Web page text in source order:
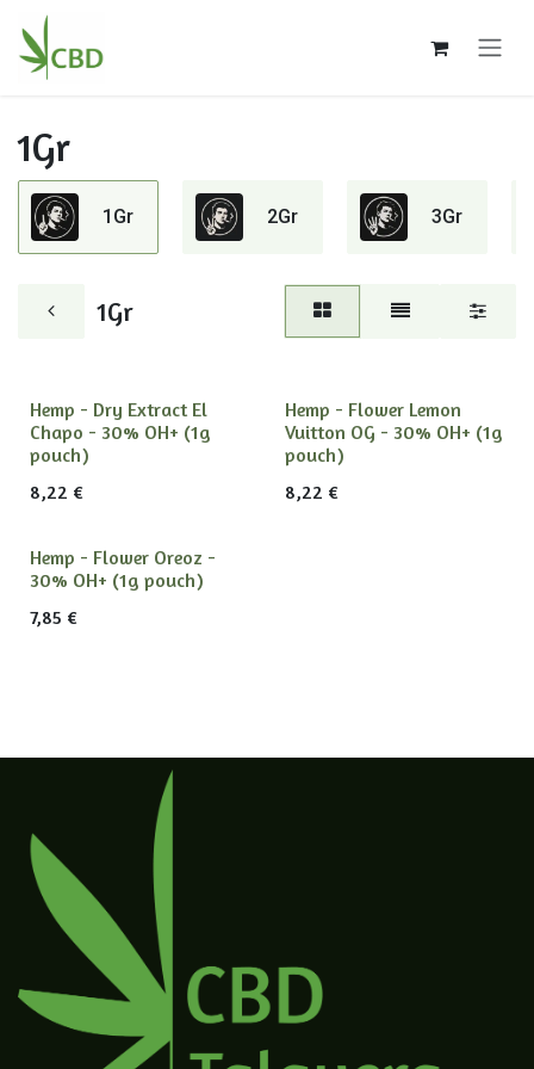
Ir al contenido
1Gr
1Gr 2Gr 3Gr
1Gr
Hemp - Dry Extract El
Chapo - 30% OH+ (1g
pouch)
8,22 €
Hemp - Flower Lemon
Vuitton OG - 30% OH+ (1g
pouch)
8,22 €
Hemp - Flower Oreoz -
30% OH+ (1g pouch)
7,85 €